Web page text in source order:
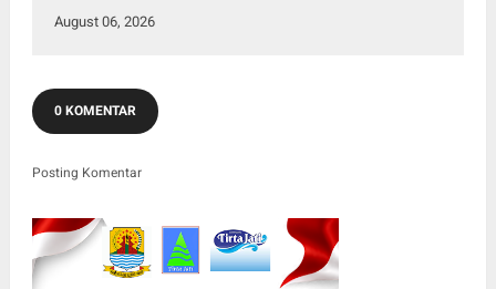
Memar
August 06, 2026
0 KOMENTAR
Posting Komentar